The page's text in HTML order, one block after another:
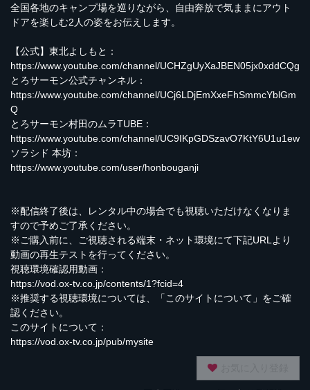
全国各地のキャンプ場を巡りながら、自由奔放で気ままにアウト
ドアを楽しむ2人の姿をお伝えします。
【公式】東北よしもと：
https://www.youtube.com/channel/UCHZgUyXaJBEN05jx0xddCQg
とろサーモン公式チャンネル：
https://www.youtube.com/channel/UCj6LDjEmXxeFhSmmcYblGm
Q
とろサーモン村田のムラTUBE：
https://www.youtube.com/channel/UC9IKpGDSzavO7KtY6U1u1ew
ソラシド 本坊：
https://www.youtube.com/user/honbouganji
※配信終了後は、レンタル中の場合でも視聴いただけなくなりま
すので予めご了承ください。
※ご購入前に、ご視聴される端末・ネット環境にて下記URLより
動画の再生テストを行ってください。
視聴環境確認用動画：
https://vod.ox-tv.co.jp/contents/1?fcid=4
※推奨する視聴環境については、「このサイトについて」をご確
認ください。
このサイトについて：
https://vod.ox-tv.co.jp/pub/mysite